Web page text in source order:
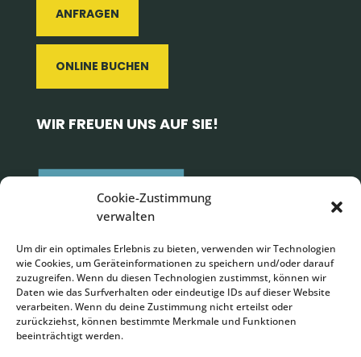
Cookie-Zustimmung
verwalten
Um dir ein optimales Erlebnis zu bieten, verwenden wir Technologien
wie Cookies, um Geräteinformationen zu speichern und/oder darauf
zuzugreifen. Wenn du diesen Technologien zustimmst, können wir
Daten wie das Surfverhalten oder eindeutige IDs auf dieser Website
verarbeiten. Wenn du deine Zustimmung nicht erteilst oder
zurückziehst, können bestimmte Merkmale und Funktionen
beeinträchtigt werden.
ANFRAGEN
ONLINE BUCHEN
WIR FREUEN UNS AUF SIE!
Impressum|Datenschutz|AGBs